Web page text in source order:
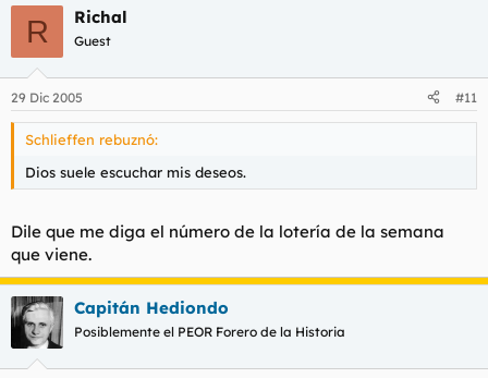
R Richal
Guest
29 Dic 2005 #11
Schlieffen rebuznó:
Dios suele escuchar mis deseos.
Dile que me diga el número de la lotería de la semana
que viene.
Capitán Hediondo
Posiblemente el PEOR Forero de la Historia